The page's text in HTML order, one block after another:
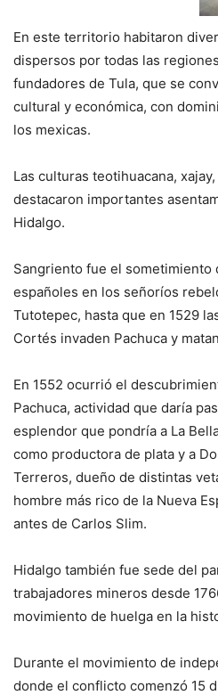
En este territorio habitaron
dispersos por todas las
fundadores de Tula, que se
cultural y económica, con
los mexicas.
Las culturas teotihuacana,
destacaron importantes
Hidalgo.
Sangriento fue el sometimiento
españoles en los señoríos
Tutotepec, hasta que en 1529
Cortés invaden Pachuca y
En 1552 ocurrió el
Pachuca, actividad que daría
esplendor que pondría a La
como productora de plata y a
Terreros, dueño de distintas
hombre más rico de la Nueva
antes de Carlos Slim.
Hidalgo también fue sede del
trabajadores mineros desde
movimiento de huelga en la
Durante el movimiento de
donde el conflicto comenzó 15